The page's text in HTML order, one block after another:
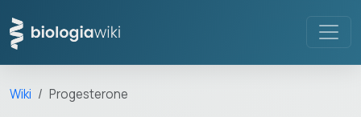
Wiki Progesterone